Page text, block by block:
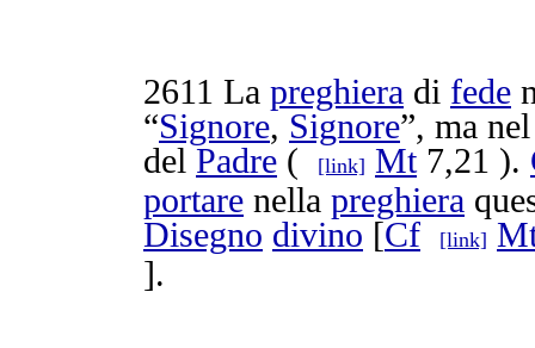
2611 La preghiera di fede
“Signore, Signore”, ma
del Padre ( [link] Mt7,21 ).
portare nella preghiera
Disegno divino [Cf [link]
].